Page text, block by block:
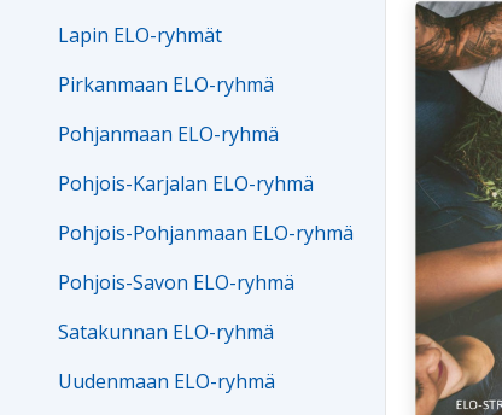
Lapin ELO-ryhmät
Pirkanmaan ELO-ryhmä
Pohjanmaan ELO-ryhmä
Pohjois-Karjalan ELO-ryhmä
Pohjois-Pohjanmaan ELO-ryhmä
Pohjois-Savon ELO-ryhmä
Satakunnan ELO-ryhmä
Uudenmaan ELO-ryhmä